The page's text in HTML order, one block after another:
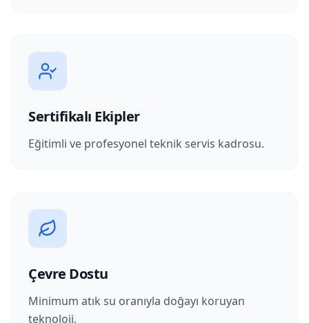
Sertifikalı Ekipler
Eğitimli ve profesyonel teknik servis kadrosu.
Çevre Dostu
Minimum atık su oranıyla doğayı koruyan
teknoloji.